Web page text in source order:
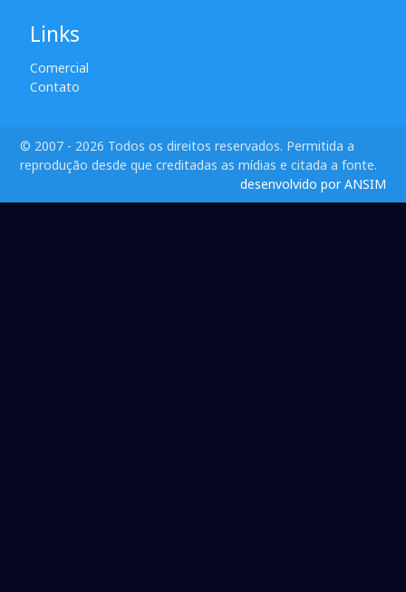
Links
Comercial
Contato
© 2007 - 2026 Todos os direitos reservados. Permitida a
reprodução desde que creditadas as mídias e citada a fonte.
desenvolvido por ANSIM